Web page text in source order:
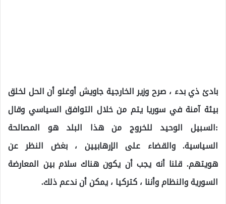
بادئ ذي بدء ، صرح وزير الخارجية جاويش أوغلو أن الحل لخلق
بيئة آمنة في سوريا يتم من خلال التوافق السياسي وقال
:السبيل الوحيد للخروج من هذا البلد هو المصالحة
السياسية. والقضاء على الإرهابيين ، بغض النظر عن
هويتهم. قلنا أنه يجب أن يكون هناك سلام بين المعارضة
السورية والنظام وأننا ، كتركيا ، يمكن أن ندعم ذلك.